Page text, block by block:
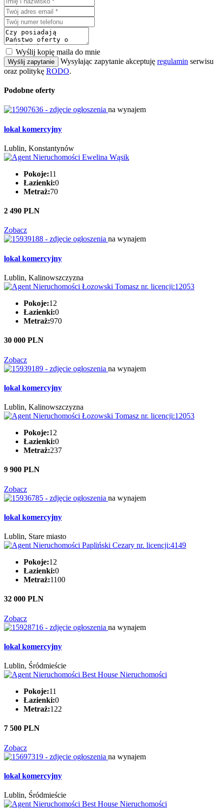
Wyślij kopię maila do mnie
Wyślij zapytanie Wysyłając zapytanie akceptuję regulamin serwisu
oraz politykę RODO.
Podobne oferty
na wynajem
lokal komercyjny
Lublin, Konstantynów
Pokoje:11
Łazienki:0
Metraż:70
2 490 PLN
Zobacz
na wynajem
lokal komercyjny
Lublin, Kalinowszczyzna
Pokoje:12
Łazienki:0
Metraż:970
30 000 PLN
Zobacz
na wynajem
lokal komercyjny
Lublin, Kalinowszczyzna
Pokoje:12
Łazienki:0
Metraż:237
9 900 PLN
Zobacz
na wynajem
lokal komercyjny
Lublin, Stare miasto
Pokoje:12
Łazienki:0
Metraż:1100
32 000 PLN
Zobacz
na wynajem
lokal komercyjny
Lublin, Śródmieście
Pokoje:11
Łazienki:0
Metraż:122
7 500 PLN
Zobacz
na wynajem
lokal komercyjny
Lublin, Śródmieście